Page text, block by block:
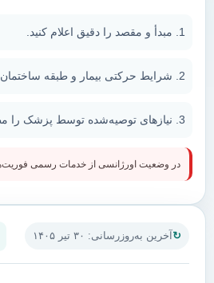
آخرین به‌روزرسانی: ۳۰ تیر ۱۴۰۵
مبدأ و مقصد را دقیق اعلام کنید.
شرایط حرکتی بیمار و طبقه ساختمان
نیازهای توصیه‌شده توسط پزشک را
در وضعیت اورژانسی از خدمات رسمی